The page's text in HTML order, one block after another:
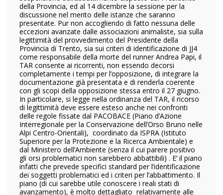
della Provincia, ed al 14 dicembre la sessione per la
discussione nel merito delle istanze che saranno
presentate. Pur non accogliendo di fatto nessuna delle
eccezioni avanzate dalle associazioni animaliste, sia sulla
legittimità del provvedimento del Presidente della
Provincia di Trento, sia sui criteri di identificazione di JJ4
come responsabile della morte del runner Andrea Papi, il
TAR consente ai ricorrenti, non essendo decorsi
completamente i tempi per l’opposizione, di integrare la
documentazione già presentata e di renderla coerente
con gli scopi della opposizione stessa entro il 27 giugno.
In particolare, si legge nella ordinanza del TAR, il ricorso
di legittimità deve essere esteso anche nei confronti
delle regole fissate dal PACOBACE (Piano d’Azione
Interregionale per la Conservazione dell’Orso Bruno nelle
Alpi Centro-Orientali), coordinato da ISPRA (Istituto
Superiore per la Protezione e la Ricerca Ambientale) e
dal Ministero dell’Ambiente (senza il cui parere positivo
gli orsi problematici non sarebbero abbattibili) . E’ il piano
infatti che prevede specifici standard per l’identificazione
dei soggetti problematici ed i criteri per l’abbattimento. Il
piano (di cui sarebbe utile conoscere i reali stati di
avanzamento), è molto dettagliato relativamente alle